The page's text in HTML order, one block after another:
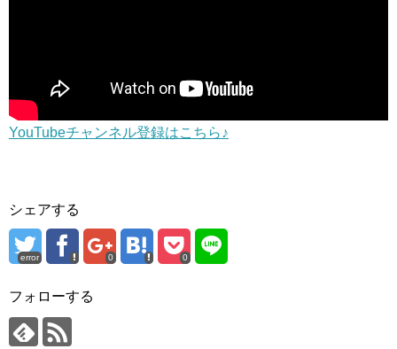
YouTubeチャンネル登録はこちら♪
シェアする
error 0 0
フォローする